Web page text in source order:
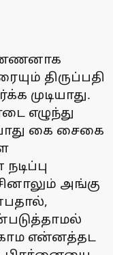
திருப்பதி
முடியாது.
எழுந்து
கை சைகை
அங்கு
என்னத்தட